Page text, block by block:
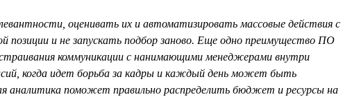
оценивать их и автоматизировать массовые действия с
позиции и не запускать подбор заново. Еще одно преимущество ПО
коммуникации с нанимающими менеджерами внутри
когда идет борьба за кадры и каждый день может быть
поможет правильно распределить бюджет и ресурсы на